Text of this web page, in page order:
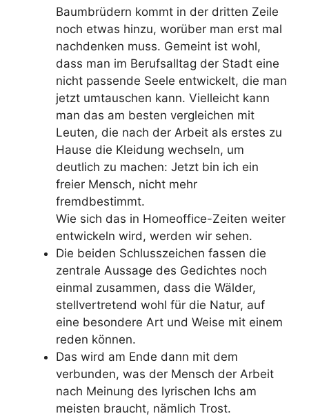
Baumbrüdern kommt in der dritten Zeile
noch etwas hinzu, worüber man erst mal
nachdenken muss. Gemeint ist wohl,
dass man im Berufsalltag der Stadt eine
nicht passende Seele entwickelt, die man
jetzt umtauschen kann. Vielleicht kann
man das am besten vergleichen mit
Leuten, die nach der Arbeit als erstes zu
Hause die Kleidung wechseln, um
deutlich zu machen: Jetzt bin ich ein
freier Mensch, nicht mehr
fremdbestimmt.
Wie sich das in Homeoffice-Zeiten weiter
entwickeln wird, werden wir sehen.
Die beiden Schlusszeichen fassen die
zentrale Aussage des Gedichtes noch
einmal zusammen, dass die Wälder,
stellvertretend wohl für die Natur, auf
eine besondere Art und Weise mit einem
reden können.
Das wird am Ende dann mit dem
verbunden, was der Mensch der Arbeit
nach Meinung des lyrischen Ichs am
meisten braucht, nämlich Trost.